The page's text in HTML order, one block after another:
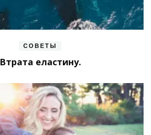
СОВЕТЫ
Втрата еластину.